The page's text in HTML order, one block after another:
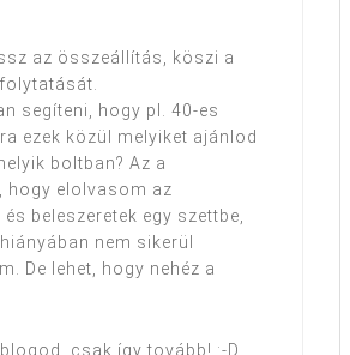
az összeállítás, köszi a
segíteni, hogy pl. 40-es
ezek közül melyiket ajánlod
boltban? Az a
hogy elolvasom az
beleszeretek egy szettbe,
nem sikerül
De lehet, hogy nehéz a
csak így tovább! :-D